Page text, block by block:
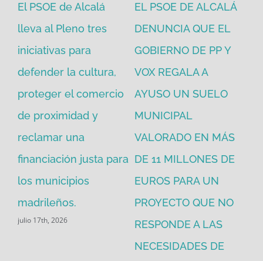
El PSOE de Alcalá
lleva al Pleno tres
iniciativas para
defender la cultura,
proteger el comercio
de proximidad y
reclamar una
financiación justa para
los municipios
madrileños.
julio 17th, 2026
EL PSOE DE ALCALÁ
DENUNCIA QUE EL
GOBIERNO DE PP Y
VOX REGALA A
AYUSO UN SUELO
MUNICIPAL
VALORADO EN MÁS
DE 11 MILLONES DE
EUROS PARA UN
PROYECTO QUE NO
RESPONDE A LAS
NECESIDADES DE